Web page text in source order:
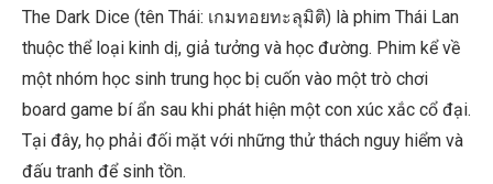
The Dark Dice (tên Thái: เกมทอยทะลุมิติ) là phim Thái Lan
thuộc thể loại kinh dị, giả tưởng và học đường. Phim kể về
một nhóm học sinh trung học bị cuốn vào một trò chơi
board game bí ẩn sau khi phát hiện một con xúc xắc cổ đại.
Tại đây, họ phải đối mặt với những thử thách nguy hiểm và
đấu tranh để sinh tồn.